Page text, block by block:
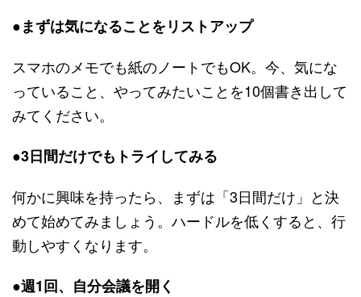
●まずは気になることをリストアップ
スマホのメモでも紙のノートでもOK。今、気にな
っていること、やってみたいことを10個書き出して
みてください。
●3日間だけでもトライしてみる
何かに興味を持ったら、まずは「3日間だけ」と決
めて始めてみましょう。ハードルを低くすると、行
動しやすくなります。
●週1回、自分会議を開く